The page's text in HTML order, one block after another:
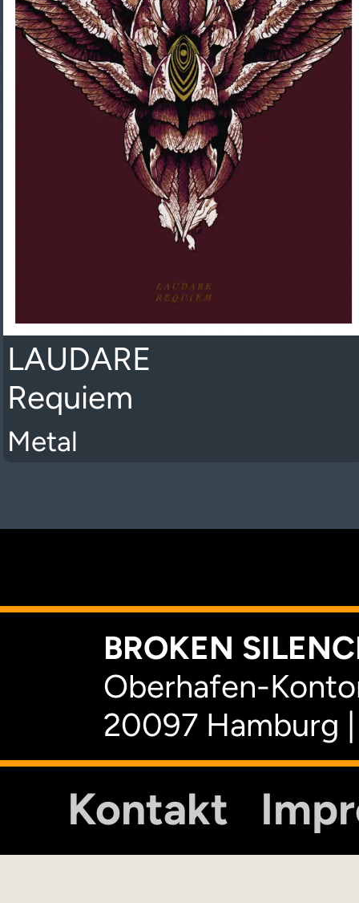
LAUDARE
Requiem
Metal
BROKEN
Oberhafen-
20097 Hamburg
Kontakt